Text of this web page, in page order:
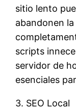
sitio lento
abandonen
scripts
servidor de
esenciales
3. SEO Local